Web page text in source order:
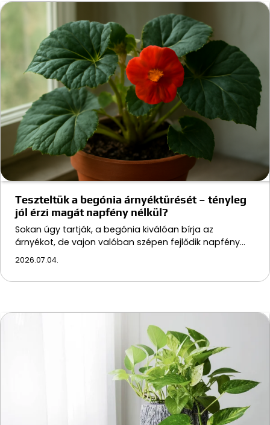
Teszteltük a begónia árnyéktűrését – tényleg
jól érzi magát napfény nélkül?
Sokan úgy tartják, a begónia kiválóan bírja az
árnyékot, de vajon valóban szépen fejlődik napfény…
2026.07.04.